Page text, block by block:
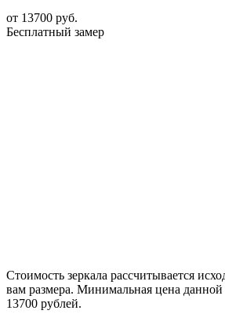
от 13700 руб.
Бесплатный замер
Стоимость зеркала рассчитывается
вам размера. Минимальная цена данной
13700 рублей.